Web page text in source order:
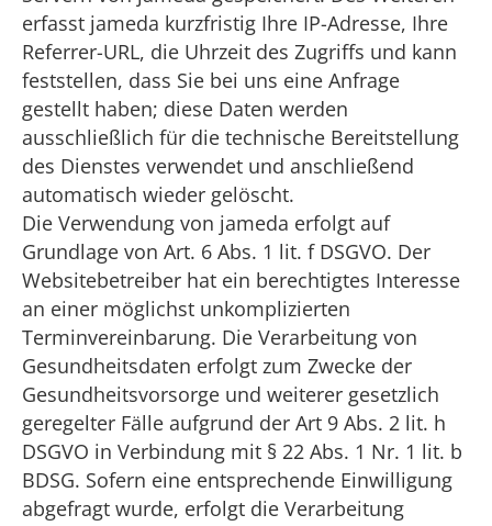
erfasst jameda kurzfristig Ihre IP-Adresse, Ihre
Referrer-URL, die Uhrzeit des Zugriffs und kann
feststellen, dass Sie bei uns eine Anfrage
gestellt haben; diese Daten werden
ausschließlich für die technische Bereitstellung
des Dienstes verwendet und anschließend
automatisch wieder gelöscht.
Die Verwendung von jameda erfolgt auf
Grundlage von Art. 6 Abs. 1 lit. f DSGVO. Der
Websitebetreiber hat ein berechtigtes Interesse
an einer möglichst unkomplizierten
Terminvereinbarung. Die Verarbeitung von
Gesundheitsdaten erfolgt zum Zwecke der
Gesundheitsvorsorge und weiterer gesetzlich
geregelter Fälle aufgrund der Art 9 Abs. 2 lit. h
DSGVO in Verbindung mit § 22 Abs. 1 Nr. 1 lit. b
BDSG. Sofern eine entsprechende Einwilligung
abgefragt wurde, erfolgt die Verarbeitung